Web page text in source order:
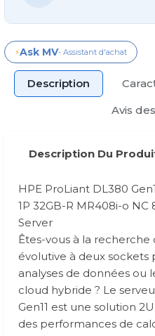
⚡Ask MV- Assistant d'achat
Description
Avis
Description Du
HPE ProLiant DL380
1P 32GB-R MR408i-o NC
Server
Êtes-vous à la recherche
évolutive à deux sockets
analyses de données ou
cloud hybride ? Le
Gen11 est une solution
des performances de